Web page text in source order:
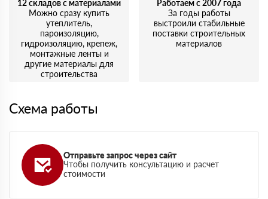
12 складов с материалами
Можно сразу купить
утеплитель,
пароизоляцию,
гидроизоляцию, крепеж,
монтажные ленты и
другие материалы для
строительства
Работаем с 2007 года
За годы работы
выстроили стабильные
поставки строительных
материалов
Схема работы
Отправьте запрос через сайт
Чтобы получить консультацию и расчет
стоимости